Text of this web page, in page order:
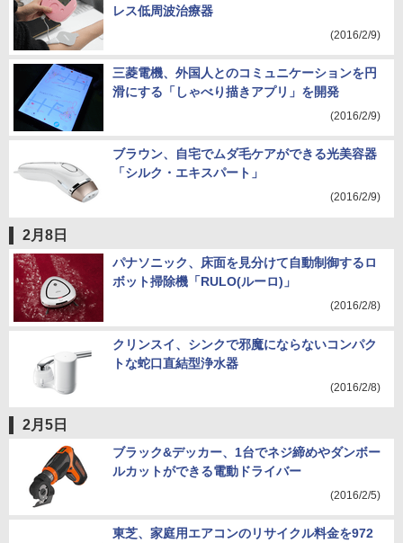
レス低周波治療器
(2016/2/9)
三菱電機、外国人とのコミュニケーションを円
滑にする「しゃべり描きアプリ」を開発
(2016/2/9)
ブラウン、自宅でムダ毛ケアができる光美容器
「シルク・エキスパート」
(2016/2/9)
2月8日
パナソニック、床面を見分けて自動制御するロ
ボット掃除機「RULO(ルーロ)」
(2016/2/8)
クリンスイ、シンクで邪魔にならないコンパク
トな蛇口直結型浄水器
(2016/2/8)
2月5日
ブラック&デッカー、1台でネジ締めやダンボー
ルカットができる電動ドライバー
(2016/2/5)
東芝、家庭用エアコンのリサイクル料金を972